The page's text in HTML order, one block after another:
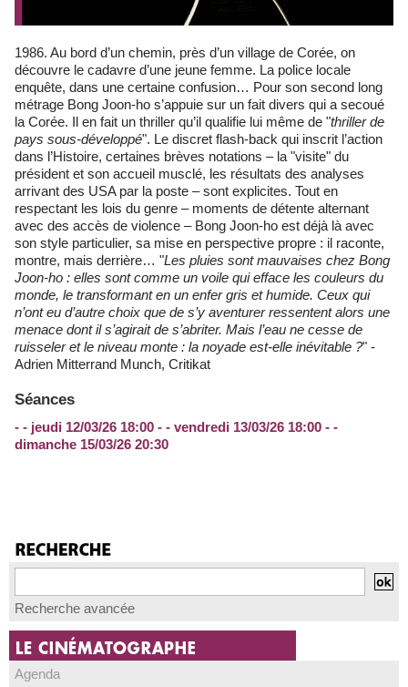
1986. Au bord d’un chemin, près d’un village de Corée, on
découvre le cadavre d’une jeune femme. La police locale
enquête, dans une certaine confusion… Pour son second long
métrage Bong Joon-ho s’appuie sur un fait divers qui a secoué
la Corée. Il en fait un thriller qu’il qualifie lui même de "thriller de
pays sous-développé". Le discret flash-back qui inscrit l’action
dans l’Histoire, certaines brèves notations – la "visite" du
président et son accueil musclé, les résultats des analyses
arrivant des USA par la poste – sont explicites. Tout en
respectant les lois du genre – moments de détente alternant
avec des accès de violence – Bong Joon-ho est déjà là avec
son style particulier, sa mise en perspective propre : il raconte,
montre, mais derrière… "Les pluies sont mauvaises chez Bong
Joon-ho : elles sont comme un voile qui efface les couleurs du
monde, le transformant en un enfer gris et humide. Ceux qui
n’ont eu d’autre choix que de s’y aventurer ressentent alors une
menace dont il s’agirait de s’abriter. Mais l’eau ne cesse de
ruisseler et le niveau monte : la noyade est-elle inévitable ?" -
Adrien Mitterrand Munch, Critikat
Séances
- - jeudi 12/03/26 18:00 - - vendredi 13/03/26 18:00 - -
dimanche 15/03/26 20:30
Recherche avancée
Agenda